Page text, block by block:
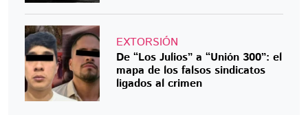
EXTORSIÓN
De “Los Julios” a “Unión 300”: el
mapa de los falsos sindicatos
ligados al crimen